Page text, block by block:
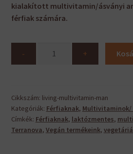
kialakított multivitamin/ásványi
férfiak számára.
- +
Cikkszám: living-multivitamin-man
Kategóriák: Férfiaknak, Multivitaminok/
Címkék: Férfiaknak, laktózmentes,
Terranova, Vegán termékeink,